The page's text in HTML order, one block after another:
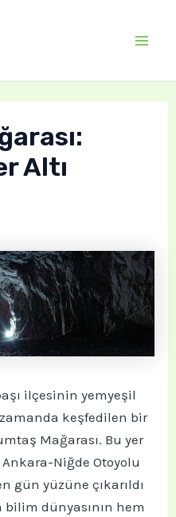
Altı
ilçesinin yemyeşil
keşfedilen bir
Mağarası. Bu yer
Ankara-Niğde Otoyolu
gün yüzüne çıkarıldı
dünyasının hem